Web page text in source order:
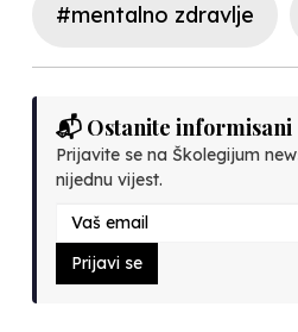
#mentalno zdravlje
📬 Ostanite informisani
Prijavite se na Školegijum
nijednu vijest.
Prijavi se